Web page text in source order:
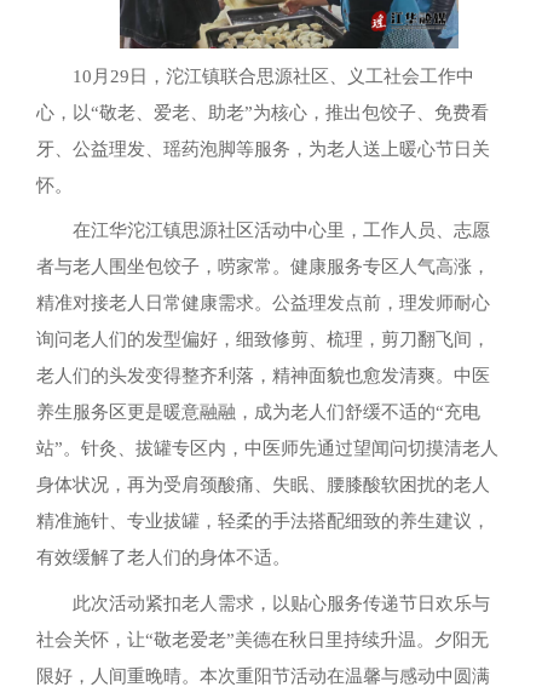
10月29日，沱江镇联合思源社区、义工社会工作中
心，以“敬老、爱老、助老”为核心，推出包饺子、免费看
牙、公益理发、瑶药泡脚等服务，为老人送上暖心节日关
怀。
在江华沱江镇思源社区活动中心里，工作人员、志愿
者与老人围坐包饺子，唠家常。健康服务专区人气高涨，
精准对接老人日常健康需求。公益理发点前，理发师耐心
询问老人们的发型偏好，细致修剪、梳理，剪刀翻飞间，
老人们的头发变得整齐利落，精神面貌也愈发清爽。中医
养生服务区更是暖意融融，成为老人们舒缓不适的“充电
站”。针灸、拔罐专区内，中医师先通过望闻问切摸清老人
身体状况，再为受肩颈酸痛、失眠、腰膝酸软困扰的老人
精准施针、专业拔罐，轻柔的手法搭配细致的养生建议，
有效缓解了老人们的身体不适。
此次活动紧扣老人需求，以贴心服务传递节日欢乐与
社会关怀，让“敬老爱老”美德在秋日里持续升温。夕阳无
限好，人间重晚晴。本次重阳节活动在温馨与感动中圆满